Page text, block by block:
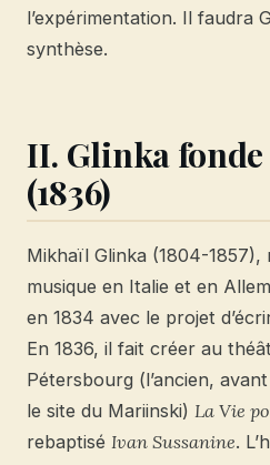
l’expérimentation. Il faudra
synthèse.
II. Glinka fonde
(1836)
Mikhaïl Glinka (1804-
musique en Italie et en
en 1834 avec le projet
En 1836, il fait créer au
Pétersbourg (l’ancien,
le site du Mariinski) La Vie
rebaptisé Ivan Sussanine.